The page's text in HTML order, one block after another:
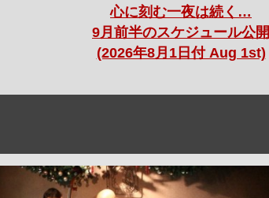
心に刻む一夜は続く…
9月前半のスケジュール公開
(2026年8月1日付 Aug 1st)